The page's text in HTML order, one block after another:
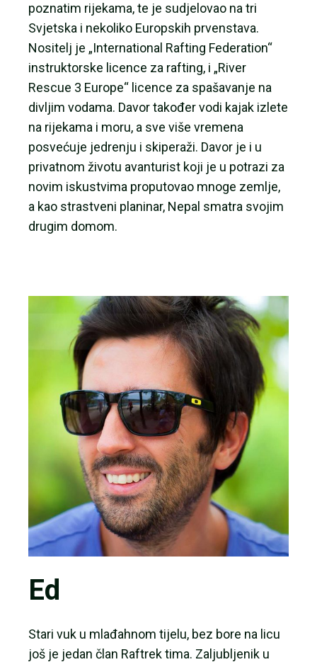
poznatim rijekama, te je sudjelovao na tri
Svjetska i nekoliko Europskih prvenstava.
Nositelj je „International Rafting Federation“
instruktorske licence za rafting, i „River
Rescue 3 Europe“ licence za spašavanje na
divljim vodama. Davor također vodi kajak izlete
na rijekama i moru, a sve više vremena
posvećuje jedrenju i skiperaži. Davor je i u
privatnom životu avanturist koji je u potrazi za
novim iskustvima proputovao mnoge zemlje,
a kao strastveni planinar, Nepal smatra svojim
drugim domom.
Ed
Stari vuk u mlađahnom tijelu, bez bore na licu
još je jedan član Raftrek tima. Zaljubljenik u